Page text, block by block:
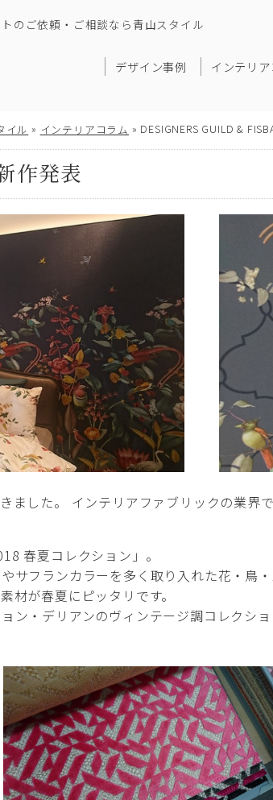
のご依頼・ご相談なら青山スタイル
デザイン事例 インテリ
イル » インテリアコラム » DESIGNERS GUILD &
作発表
ました。 インテリアファブリックの業界
春夏コレクション」。
サフランカラーを多く取り入れた花・鳥
材が春夏にピッタリです。
ン・デリアンのヴィンテージ調コレクシ